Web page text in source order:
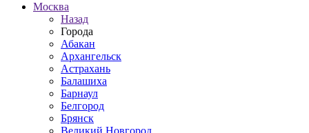
Москва
Назад
Города
Абакан
Архангельск
Астрахань
Балашиха
Барнаул
Белгород
Брянск
Великий Новгород